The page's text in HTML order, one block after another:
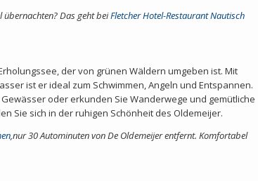
übernachten? Das geht beiFletcher Hotel-Restaurant Nautisch
der von grünen Wäldern umgeben ist. Mit
ist er ideal zum Schwimmen, Angeln und Entspannen.
oder erkunden Sie Wanderwege und gemütliche
Sie sich in der ruhigen Schönheit des Oldemeijer.
,nur 30 Autominuten von De Oldemeijer entfernt. Komfortabel